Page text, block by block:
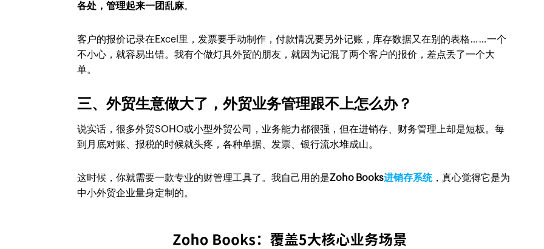
各处，管理起来一团乱麻。
客户的报价记录在Excel里，发票要手动制作，付款情况要另外记账，库存数据又在别的表格……一个
不小心，就容易出错。我有个做灯具外贸的朋友，就因为记混了两个客户的报价，差点丢了一个大
单。
三、外贸生意做大了，外贸业务管理跟不上怎么办？
说实话，很多外贸SOHO或小型外贸公司，业务能力都很强，但在进销存、财务管理上却是短板。每
到月底对账、报税的时候就头疼，各种单据、发票、银行流水堆成山。
这时候，你就需要一款专业的财管理工具了。我自己用的是Zoho Books进销存系统，真心觉得它是为
中小外贸企业量身定制的。